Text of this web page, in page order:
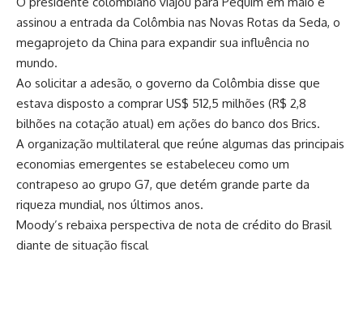
assinou a entrada da Colômbia nas Novas Rotas da Seda, o
megaprojeto da China para expandir sua influência no
mundo.
Ao solicitar a adesão, o governo da Colômbia disse que
estava disposto a comprar US$ 512,5 milhões (R$ 2,8
bilhões na cotação atual) em ações do banco dos Brics.
A organização multilateral que reúne algumas das principais
economias emergentes se estabeleceu como um
contrapeso ao grupo G7, que detém grande parte da
riqueza mundial, nos últimos anos.
Moody’s rebaixa perspectiva de nota de crédito do Brasil
diante de situação fiscal